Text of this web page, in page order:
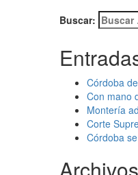
Buscar:
Córdoba
Con mano
Montería
Corte
Córdoba
Archivos